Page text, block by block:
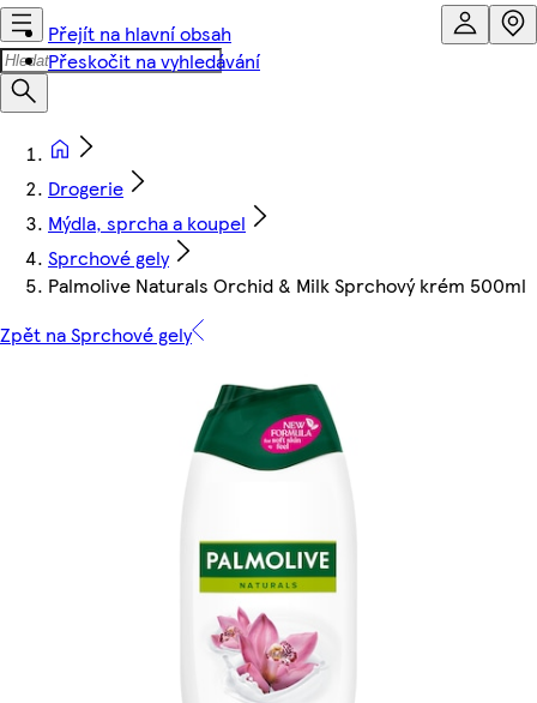
Přejít na hlavní obsah
Přeskočit na vyhledávání
Drogerie
Mýdla, sprcha a koupel
Sprchové gely
Palmolive Naturals Orchid & Milk Sprchový krém 500ml
Zpět na Sprchové gely